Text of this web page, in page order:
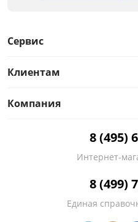
Сервис
Клиентам
Компания
8 (495)
Интернет-
8 (499)
Единая